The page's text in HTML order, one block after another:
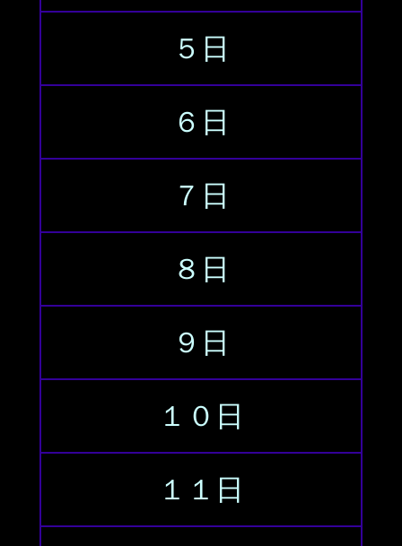
５日
６日
７日
８日
９日
１０日
１１日